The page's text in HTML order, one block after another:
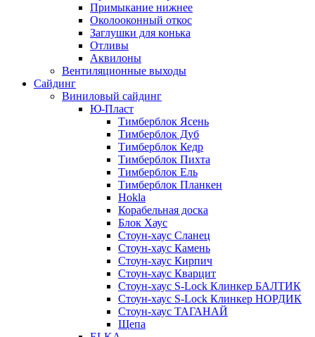
Примыкание нижнее
Околооконный откос
Заглушки для конька
Отливы
Аквилоны
Вентиляционные выходы
Сайдинг
Виниловый сайдинг
Ю-Пласт
Тимберблок Ясень
Тимберблок Дуб
Тимберблок Кедр
Тимберблок Пихта
Тимберблок Ель
Тимберблок Планкен
Hokla
Корабельная доска
Блок Хаус
Стоун-хаус Сланец
Стоун-хаус Камень
Стоун-хаус Кирпич
Стоун-хаус Кварцит
Стоун-хаус S-Lock Клинкер БАЛТИК
Стоун-хаус S-Lock Клинкер НОРДИК
Стоун-хаус ТАГАНАЙ
Щепа